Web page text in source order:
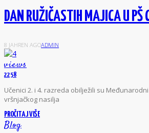
DAN RUŽIČASTIH MAJICA U PŠ
8 JAHREN AGOADMIN
views
2258
Učenici 2. i 4. razreda obilježili su
vršnjačkog nasilja
PROČITAJ VIŠE
Blog